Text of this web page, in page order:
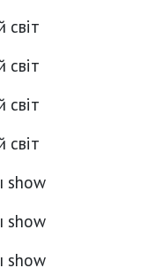
світ
світ
світ
світ
show
show
show